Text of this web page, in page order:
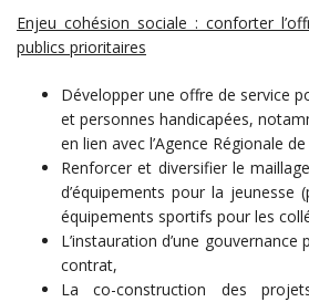
Enjeu cohésion sociale : conforter
publics prioritaires
Développer une offre de service
et personnes handicapées,
en lien avec l’Agence Régionale de
Renforcer et diversifier le
d’équipements pour la jeunesse
équipements sportifs pour les
L’instauration d’une
contrat,
La co-construction des